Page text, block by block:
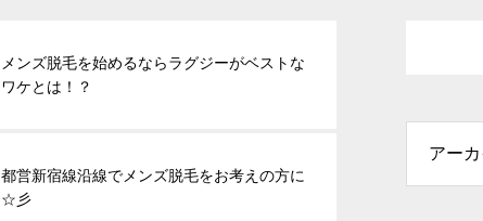
メンズ脱毛を始めるならラグジーがベストな
ワケとは！？
都営新宿線沿線でメンズ脱毛をお考えの方に
☆彡